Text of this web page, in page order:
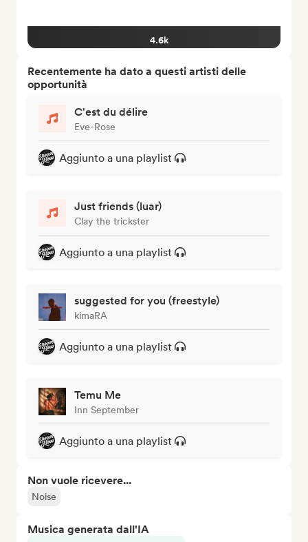
4.6k
Recentemente ha dato a questi artisti delle
opportunità
C'est du délire
Eve-Rose
Aggiunto a una playlist
Just friends (luar)
Clay the trickster
Aggiunto a una playlist
suggested for you (freestyle)
kimaRA
Aggiunto a una playlist
Temu Me
Inn September
Aggiunto a una playlist
Non vuole ricevere...
Noise
Musica generata dall'IA